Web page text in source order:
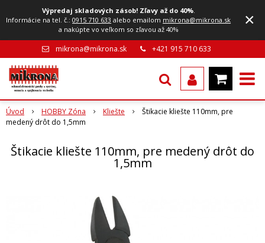
Výpredaj skladových zásob! Zľavy až do 40%.
Informácie na tel. č.:0915 710 633 alebo emailom mikrona@mikrona.sk
a nakúpte vo veľkom so zľavou až 40%
×
mikrona@mikrona.sk +421 915 710 633
Úvod HOBBY Zóna Kliešte
Štikacie kliešte 110mm, pre
medený drôt do 1,5mm
Štikacie kliešte 110mm, pre medený drôt do
1,5mm